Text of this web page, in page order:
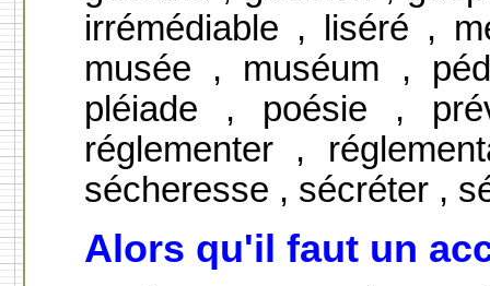
irrémédiable , liséré ,
musée , muséum ,
pléiade , poésie ,
réglementer ,
sécheresse , sécréter ,
Alors qu'il faut un